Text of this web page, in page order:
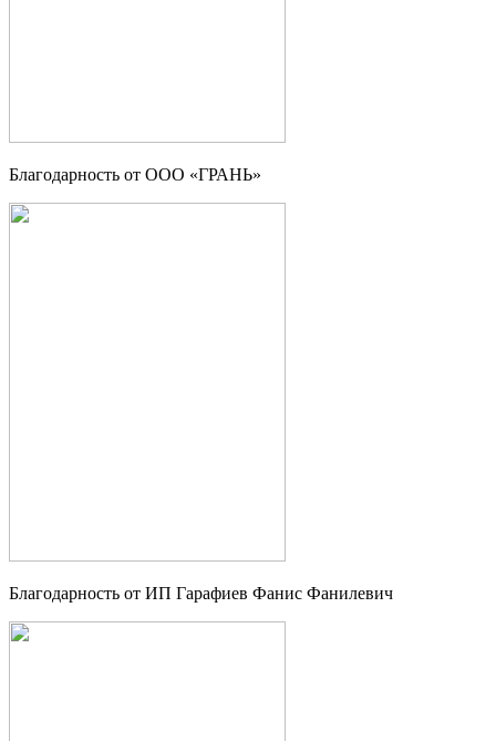
Благодарность от OOO «ГРАНЬ»
Благодарность от ИП Гарафиев Фанис Фанилевич